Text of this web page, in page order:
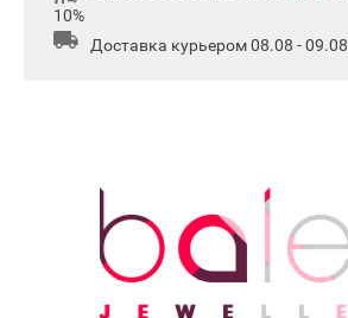
10%
Доставка курьером 08.08 - 09.08